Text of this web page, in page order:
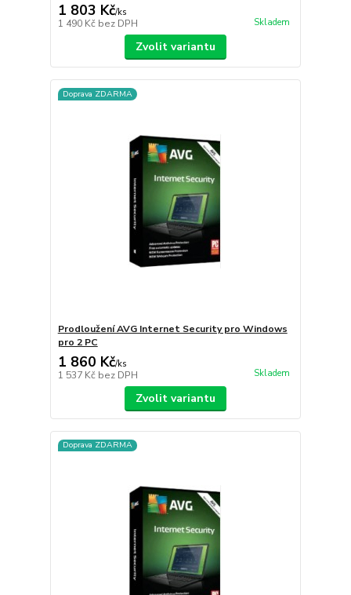
1 803 Kč/ks
1 490 Kč bez DPH Skladem
Zvolit variantu
Doprava ZDARMA
Prodloužení AVG Internet Security pro Windows
pro 2 PC
1 860 Kč/ks
1 537 Kč bez DPH Skladem
Zvolit variantu
Doprava ZDARMA